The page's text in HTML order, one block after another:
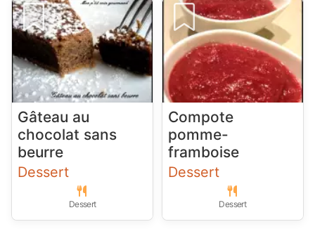
Gâteau au
chocolat sans
beurre
Dessert
Dessert
Compote
pomme-
framboise
Dessert
Dessert